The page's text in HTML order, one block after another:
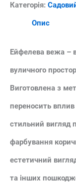
кількість
Категорія:
Опис
Ейфелева вежа –
вуличного
Виготовлена з
переносить вплив
стильний вигляд
фарбування
естетичний
та інших